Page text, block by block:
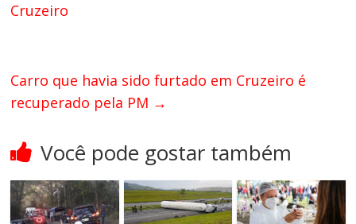
Cruzeiro
Carro que havia sido furtado em Cruzeiro é
recuperado pela PM →
Você pode gostar também